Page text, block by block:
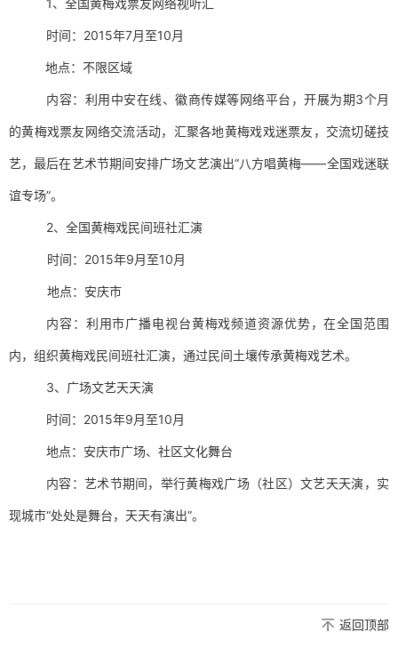
时间：2015年7月至10月
地点：不限区域
内容：利用中安在线、徽商传媒等网络平台，开展为期3个月
的黄梅戏票友网络交流活动，汇聚各地黄梅戏戏迷票友，交流切磋技
艺，最后在艺术节期间安排广场文艺演出“八方唱黄梅——全国戏迷联
谊专场”。
2、全国黄梅戏民间班社汇演
时间：2015年9月至10月
地点：安庆市
内容：利用市广播电视台黄梅戏频道资源优势，在全国范围
内，组织黄梅戏民间班社汇演，通过民间土壤传承黄梅戏艺术。
3、广场文艺天天演
时间：2015年9月至10月
地点：安庆市广场、社区文化舞台
内容：艺术节期间，举行黄梅戏广场（社区）文艺天天演，实
现城市“处处是舞台，天天有演出”。
返回顶部